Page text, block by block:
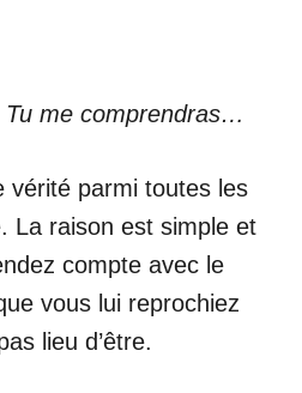
me comprendras…
vérité parmi toutes les
La raison est simple et
compte avec le
vous lui reprochiez
lieu d’être.